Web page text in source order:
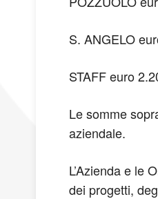
S. ANGELO
STAFF euro
Le somme
aziendale.
L’Azienda e le
dei progetti,